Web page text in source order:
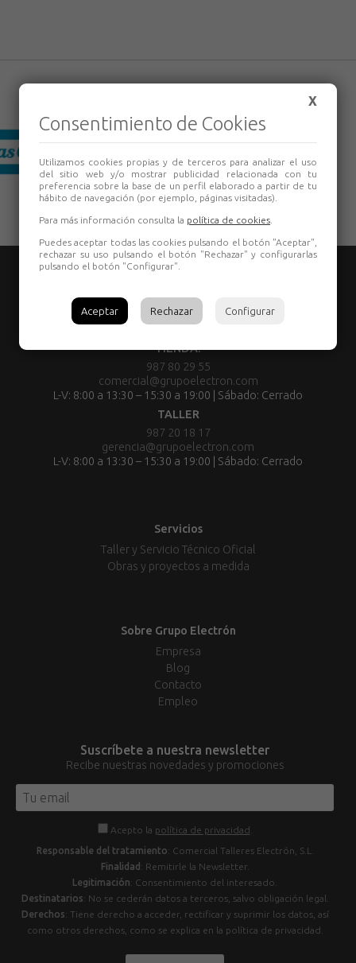
TIENDA:
987 80 29 55
comercial@grupoelectron.com
L-V: 8:00 a 13:30 – 15:30 a 19:00 | Sábado: Cerrado
TALLER
987 20 18 17
gerencia@grupoelectron.com
L-V: 8:00 a 13:30 – 15:30 a 19:00 | Sábado: Cerrado
Servicios
Taller y Servicio Técnico Oficial
Obras y proyectos a medida
Sobre Grupo Electrón
Empresa
Blog
Contacto
Empleo
Suscríbete a nuestra newsletter
Recibe nuestras novedades y promociones
Acepto la política de privacidad
Responsable del tratamiento: Comercial Talleres Electrón, S.L.
Finalidad : Remitirle la Newsletter.
Legitimación: Consentimiento del interesado.
Destinatarios: No se cederán datos a terceros, salvo obligación legal.
Derechos: Tiene derecho a acceder, rectificar y suprimir los datos, así
como otros derechos, como se explica en la política de privacidad.
X
Consentimiento de Cookies
Utilizamos cookies propias y de terceros para analizar el uso
del sitio web y/o mostrar publicidad relacionada con tu
preferencia sobre la base de un perfil elaborado a partir de tu
hábito de navegación (por ejemplo, páginas visitadas).
Para más información consulta la política de cookies
Puedes aceptar todas las cookies pulsando el botón "Aceptar",
rechazar su uso pulsando el botón "Rechazar" y configurarlas
pulsando el botón "Configurar".
Aceptar Rechazar Configurar